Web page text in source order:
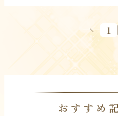
1
おすすめ